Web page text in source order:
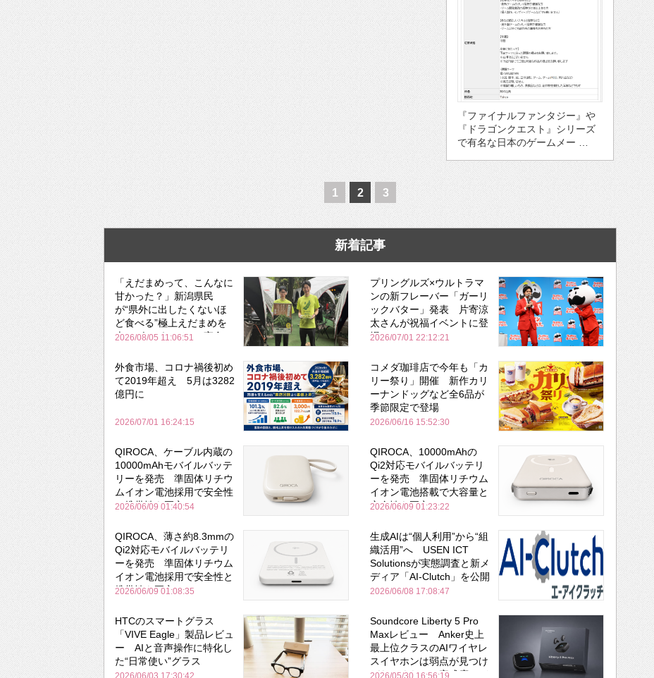
『ファイナルファンタジー』や
『ドラゴンクエスト』シリーズ
で有名な日本のゲームメー …
1 2 3
新着記事
「えだまめって、こんなに
甘かった？」新潟県民
が“県外に出したくないほ
ど食べる”極上えだまめを
森のビアガーデンで実食
2026/08/05 11:06:51
プリングルズ×ウルトラマ
ンの新フレーバー「ガーリ
ックバター」発表 片寄涼
太さんが祝福イベントに登
場
2026/07/01 22:12:21
外食市場、コロナ禍後初め
て2019年超え 5月は3282
億円に
2026/07/01 16:24:15
コメダ珈琲店で今年も「カ
リー祭り」開催 新作カリ
ーナンドッグなど全6品が
季節限定で登場
2026/06/16 15:52:30
QIROCA、ケーブル内蔵の
10000mAhモバイルバッテ
リーを発売 準固体リチウ
ムイオン電池採用で安全性
と携帯性を両立
2026/06/09 01:40:54
QIROCA、10000mAhの
Qi2対応モバイルバッテリ
ーを発売 準固体リチウム
イオン電池搭載で大容量と
安全性を両立
2026/06/09 01:23:22
QIROCA、薄さ約8.3mmの
Qi2対応モバイルバッテリ
ーを発売 準固体リチウム
イオン電池採用で安全性と
携帯性を両立
2026/06/09 01:08:35
生成AIは“個人利用”から“組
織活用”へ USEN ICT
Solutionsが実態調査と新メ
ディア「AI-Clutch」を公開
2026/06/08 17:08:47
HTCのスマートグラス
「VIVE Eagle」製品レビュ
ー AIと音声操作に特化し
た“日常使い”グラス
2026/06/03 17:30:42
Soundcore Liberty 5 Pro
Maxレビュー Anker史上
最上位クラスのAIワイヤレ
スイヤホンは弱点が見つけ
づらいくらいの完成度にび
2026/05/30 16:56:19